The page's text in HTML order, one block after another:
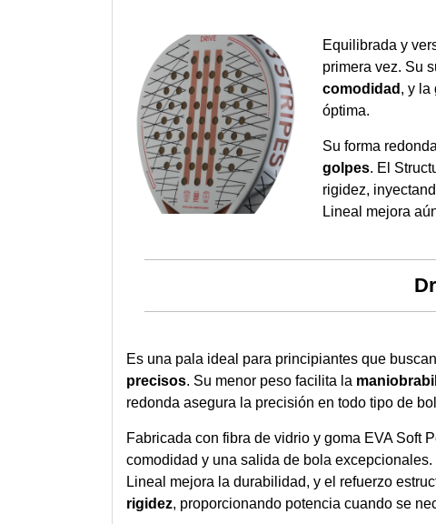
Equilibrada y
primera vez. Su
comodidad , y la
óptima.
Su forma
golpes. El
rigidez,
Lineal mejora
Es una pala ideal para principiantes que
precisos. Su menor peso facilita la
redonda asegura la precisión en todo tipo de
Fabricada con fibra de vidrio y goma EVA Soft
comodidad y una salida de bola
Lineal mejora la durabilidad, y el refuerzo
rigidez, proporcionando potencia cuando se